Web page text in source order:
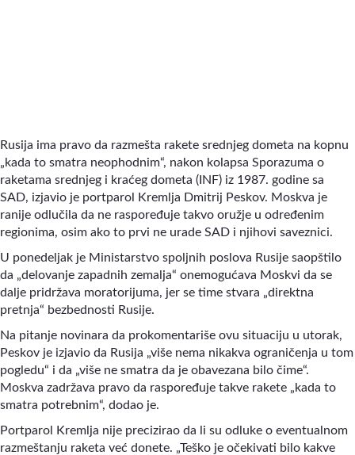
Rusija ima pravo da razmešta rakete srednjeg dometa na kopnu
„kada to smatra neophodnim“, nakon kolapsa Sporazuma o
raketama srednjeg i kraćeg dometa (INF) iz 1987. godine sa
SAD, izjavio je portparol Kremlja Dmitrij Peskov. Moskva je
ranije odlučila da ne raspoređuje takvo oružje u određenim
regionima, osim ako to prvi ne urade SAD i njihovi saveznici.
U ponedeljak je Ministarstvo spoljnih poslova Rusije saopštilo
da „delovanje zapadnih zemalja“ onemogućava Moskvi da se
dalje pridržava moratorijuma, jer se time stvara „direktna
pretnja“ bezbednosti Rusije.
Na pitanje novinara da prokomentariše ovu situaciju u utorak,
Peskov je izjavio da Rusija „više nema nikakva ograničenja u tom
pogledu“ i da „više ne smatra da je obavezana bilo čime“.
Moskva zadržava pravo da raspoređuje takve rakete „kada to
smatra potrebnim“, dodao je.
Portparol Kremlja nije precizirao da li su odluke o eventualnom
razmeštanju raketa već donete. „Teško je očekivati bilo kakve